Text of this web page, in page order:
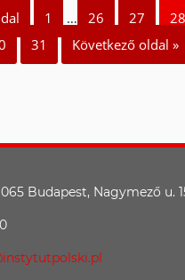
1 … 26 27 28
31 Következő oldal »
Budapest, Nagymező u.